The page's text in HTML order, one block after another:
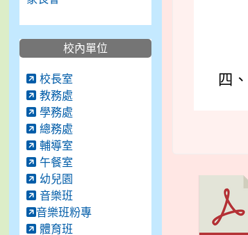
四、
校內單位
校長室
教務處
學務處
總務處
輔導室
午餐室
幼兒園
音樂班
音樂班粉專
體育班